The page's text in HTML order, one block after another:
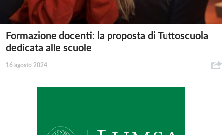
Formazione docenti: la proposta di Tuttoscuola
dedicata alle scuole
16 agosto 2024